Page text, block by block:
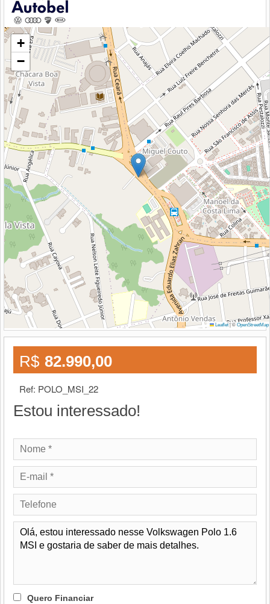
+
−
Leaflet |©OpenStreetMap
R$ 82.990,00
Ref: POLO_MSI_22
Estou interessado!
Quero Financiar